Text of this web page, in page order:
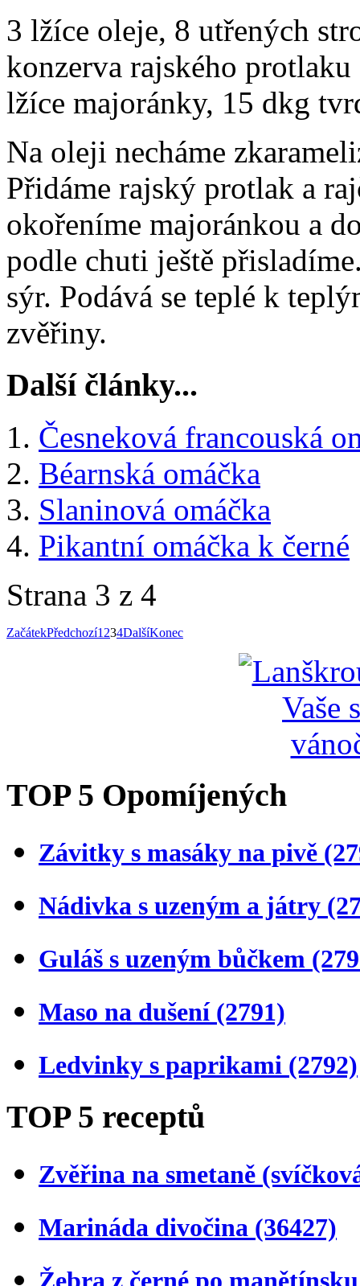
3 lžíce oleje, 8 utřených
konzerva rajského
lžíce majoránky, 15 dkg
Na oleji necháme
Přidáme rajský protlak a
okořeníme majoránkou a
podle chuti ještě
sýr. Podává se teplé k
zvěřiny.
Další články...
Česneková francouská
Béarnská omáčka
Slaninová omáčka
Pikantní omáčka k černé
Strana 3 z 4
ZačátekPředchozí1 234DalšíKonec
TOP 5 Opomíjených
Závitky s masáky na pivě
Nádivka s uzeným a játry
Guláš s uzeným bůčkem
Maso na dušení (2791)
Ledvinky s paprikami (2792)
TOP 5 receptů
Zvěřina na smetaně
Marináda divočina (36427)